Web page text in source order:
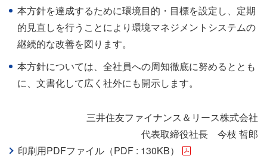
本方針を達成するために環境目的・目標を設定し、定期
的見直しを行うことにより環境マネジメントシステムの
継続的な改善を図ります。
本方針については、全社員への周知徹底に努めるととも
に、文書化して広く社外にも開示します。
三井住友ファイナンス＆リース株式会社
代表取締役社長 今枝 哲郎
印刷用PDFファイル（PDF : 130KB）